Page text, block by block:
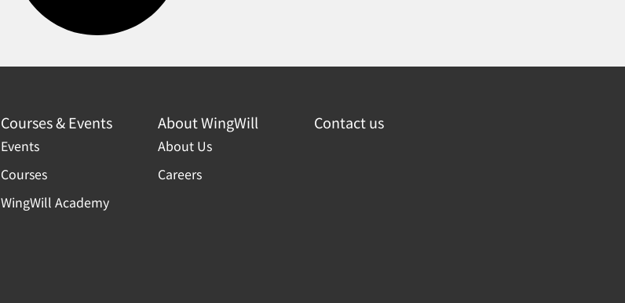
Courses & Events
Events
Courses
WingWill Academy
About WingWill
About Us
Careers
Contact us